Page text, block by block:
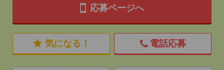
応募ページへ
気になる！ 電話応募